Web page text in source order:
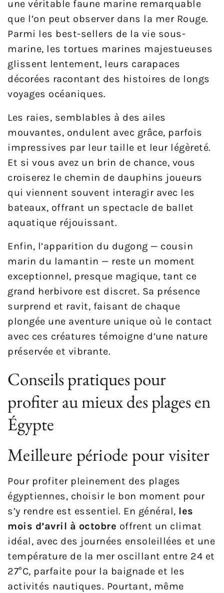
une véritable faune marine remarquable
que l’on peut observer dans la mer Rouge.
Parmi les best-sellers de la vie sous-
marine, les tortues marines majestueuses
glissent lentement, leurs carapaces
décorées racontant des histoires de longs
voyages océaniques.
Les raies, semblables à des ailes
mouvantes, ondulent avec grâce, parfois
impressives par leur taille et leur légèreté.
Et si vous avez un brin de chance, vous
croiserez le chemin de dauphins joueurs
qui viennent souvent interagir avec les
bateaux, offrant un spectacle de ballet
aquatique réjouissant.
Enfin, l’apparition du dugong — cousin
marin du lamantin — reste un moment
exceptionnel, presque magique, tant ce
grand herbivore est discret. Sa présence
surprend et ravit, faisant de chaque
plongée une aventure unique où le contact
avec ces créatures témoigne d’une nature
préservée et vibrante.
Conseils pratiques pour
profiter au mieux des plages en
Égypte
Meilleure période pour visiter
Pour profiter pleinement des plages
égyptiennes, choisir le bon moment pour
s’y rendre est essentiel. En général, les
mois d’avril à octobre offrent un climat
idéal, avec des journées ensoleillées et une
température de la mer oscillant entre 24 et
27°C, parfaite pour la baignade et les
activités nautiques. Pourtant, même